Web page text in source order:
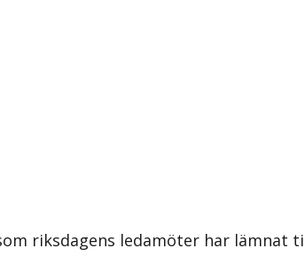
riksdagens ledamöter har lämnat